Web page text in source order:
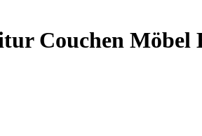
Couchen Möbel